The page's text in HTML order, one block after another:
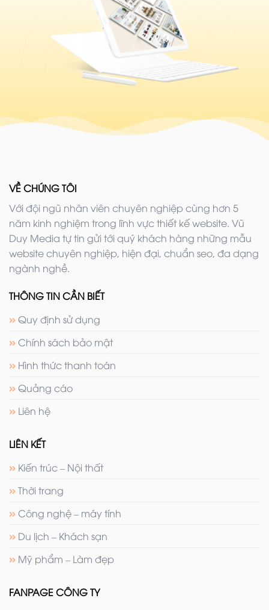
VỀ CHÚNG TÔI
Với đội ngũ nhân viên chuyên nghiệp cùng hơn 5
năm kinh nghiệm trong lĩnh vực thiết kế website. Vũ
Duy Media tự tin gửi tới quý khách hàng những mẫu
website chuyên nghiệp, hiện đại, chuẩn seo, đa dạng
ngành nghề.
THÔNG TIN CẦN BIẾT
Quy định sử dụng
Chính sách bảo mật
Hình thức thanh toán
Quảng cáo
Liên hệ
LIÊN KẾT
Kiến trúc – Nội thất
Thời trang
Công nghệ – máy tính
Du lịch – Khách sạn
Mỹ phẩm – Làm đẹp
FANPAGE CÔNG TY